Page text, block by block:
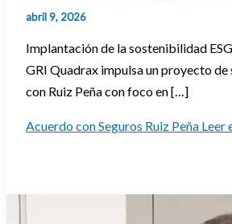
abril 9, 2026
Implantación de la sostenibilidad
GRI Quadrax impulsa un proyecto
con Ruiz Peña con foco en […]
Acuerdo con Seguros Ruiz Peña Leer